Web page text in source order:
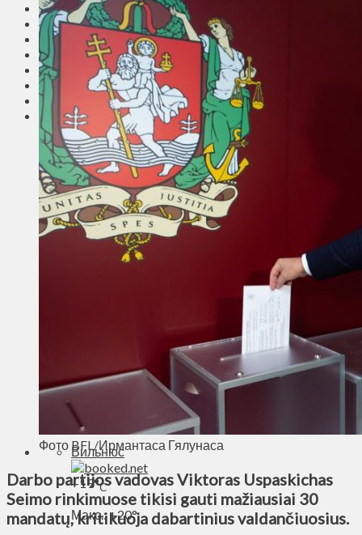
Соседи
Транспорт
Выбор читателей
Калейдоскоп
Армия
Сейм Литвы
Культура
Больше
Фоторепортаж
Туризм
ЛК рекомендует
Сеньорам
Образование
Здравоохранение
Экология
Происшествия
Приграничье
Духовное пространство
Спорт
Технологии
Энергетика
Вильнюс
+19°C
Макс.:+20°
Фото BFL/Ирмантаса Гялунаса
Darbo partijos vadovas Viktoras Uspaskichas
Seimo rinkimuose tikisi gauti mažiausiai 30
mandatų, kritikuoja dabartinius valdančiuosius.